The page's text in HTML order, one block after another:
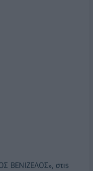
ΒΕΝΙΖΕΛΟΣ», στις